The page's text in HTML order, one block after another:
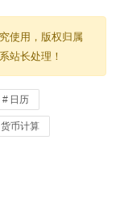
使用，版权归属
站长处理！
日历
货币计算